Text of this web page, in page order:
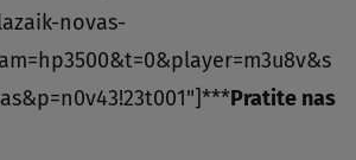
novas-
Pratite nas